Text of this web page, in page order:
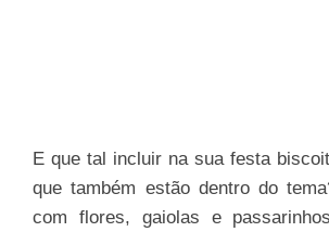
E que tal incluir na sua festa
que também estão dentro do
com flores, gaiolas e